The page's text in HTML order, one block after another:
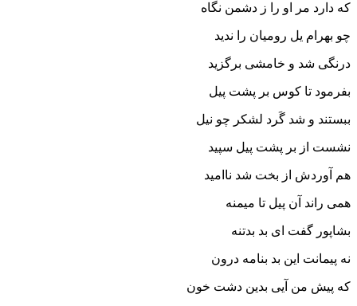
که دارد مر او را ز دشمن نگاه‏
چو بهرام یل رومیان را ندید
درنگى شد و خامشى برگزید
بفرمود تا کوس بر پشت پیل
ببستند و شد گَرد لشکر چو نیل‏
نشست از بر پشت پیل سپید
هم آوردش از بخت شد ناامید
همى راند آن پیل تا میمنه
بشاپور گفت اى بد بدتنه‏
نه پیمانت این بد بنامه درون
که پیش من آیى بدین دشت خون‏